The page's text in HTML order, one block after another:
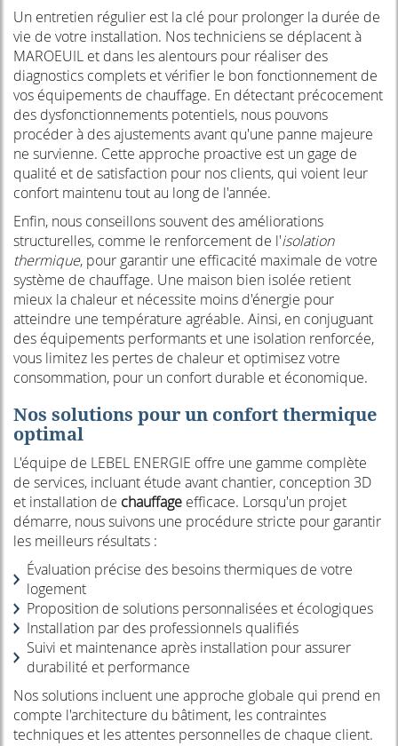
Un entretien régulier est la clé pour prolonger la durée de
vie de votre installation. Nos techniciens se déplacent à
MAROEUIL et dans les alentours pour réaliser des
diagnostics complets et vérifier le bon fonctionnement de
vos équipements de chauffage. En détectant précocement
des dysfonctionnements potentiels, nous pouvons
procéder à des ajustements avant qu'une panne majeure
ne survienne. Cette approche proactive est un gage de
qualité et de satisfaction pour nos clients, qui voient leur
confort maintenu tout au long de l'année.
Enfin, nous conseillons souvent des améliorations
structurelles, comme le renforcement de l'isolation
thermique, pour garantir une efficacité maximale de votre
système de chauffage. Une maison bien isolée retient
mieux la chaleur et nécessite moins d'énergie pour
atteindre une température agréable. Ainsi, en conjuguant
des équipements performants et une isolation renforcée,
vous limitez les pertes de chaleur et optimisez votre
consommation, pour un confort durable et économique.
Nos solutions pour un confort thermique
optimal
L'équipe de LEBEL ENERGIE offre une gamme complète
de services, incluant étude avant chantier, conception 3D
et installation de chauffage efficace. Lorsqu'un projet
démarre, nous suivons une procédure stricte pour garantir
les meilleurs résultats :
Évaluation précise des besoins thermiques de votre
logement
Proposition de solutions personnalisées et écologiques
Installation par des professionnels qualifiés
Suivi et maintenance après installation pour assurer
durabilité et performance
Nos solutions incluent une approche globale qui prend en
compte l'architecture du bâtiment, les contraintes
techniques et les attentes personnelles de chaque client.